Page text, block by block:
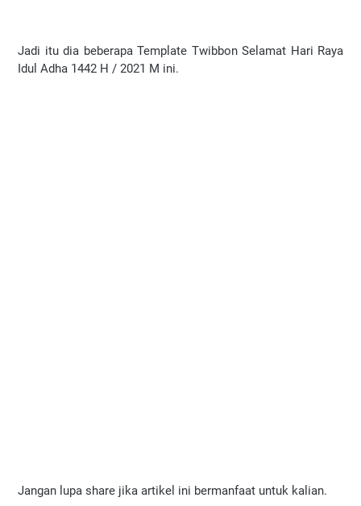
Jadi itu dia beberapa Template Twibbon Selamat Hari Raya
Idul Adha 1442 H / 2021 M ini.
Jangan lupa share jika artikel ini bermanfaat untuk kalian.